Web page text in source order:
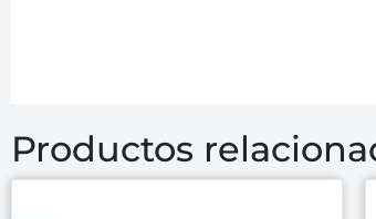
Productos